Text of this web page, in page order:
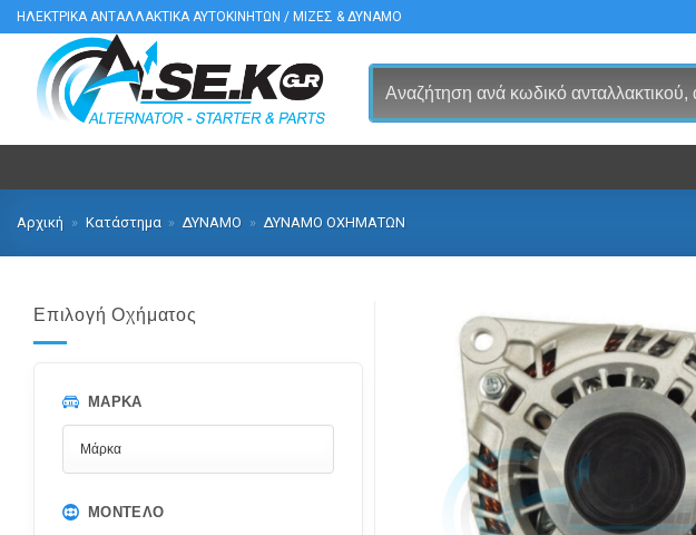
Μετάβαση
στο
περιεχόμενο
ΗΛΕΚΤΡΙΚΑ ΑΝΤΑΛΛΑΚΤΙΚΑ ΑΥΤΟΚΙΝΗΤΩΝ / ΜΙΖΕΣ & ΔΥΝΑΜΟ
Αρχική » Κατάστημα » ΔΥΝΑΜΟ » ΔΥΝΑΜΟ ΟΧΗΜΑΤΩΝ
Επιλογή Οχήματος
ΜΆΡΚΑ
ΜΟΝΤΈΛΟ